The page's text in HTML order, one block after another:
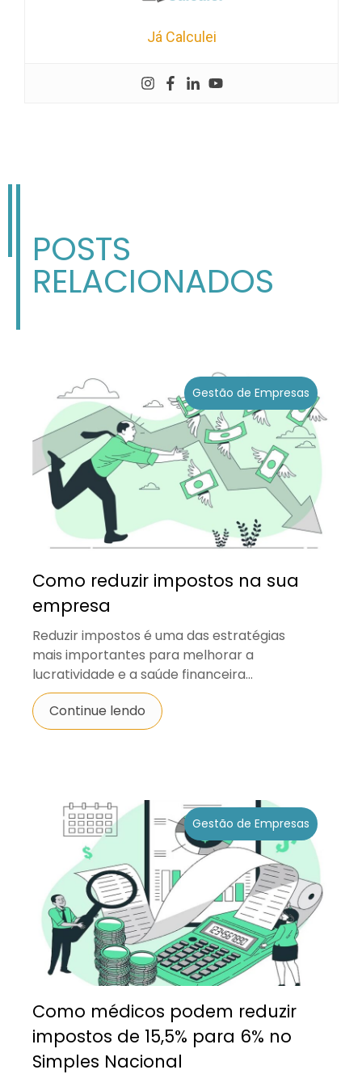
Já Calculei
POSTS
RELACIONADOS
Gestão de Empresas
Como reduzir impostos na sua
empresa
Reduzir impostos é uma das estratégias
mais importantes para melhorar a
lucratividade e a saúde financeira...
Continue lendo
Gestão de Empresas
Como médicos podem reduzir
impostos de 15,5% para 6% no
Simples Nacional